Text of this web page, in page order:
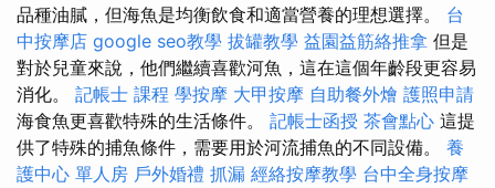
品種油膩，但海魚是均衡飲食和適當營養的理想選擇。 台
中按摩店 google seo教學 拔罐教學 益園益筋絡推拿 但是
對於兒童來說，他們繼續喜歡河魚，這在這個年齡段更容易
消化。 記帳士 課程 學按摩 大甲按摩 自助餐外燴 護照申請
海食魚更喜歡特殊的生活條件。 記帳士函授 茶會點心 這提
供了特殊的捕魚條件，需要用於河流捕魚的不同設備。 養
護中心 單人房 戶外婚禮 抓漏 經絡按摩教學 台中全身按摩